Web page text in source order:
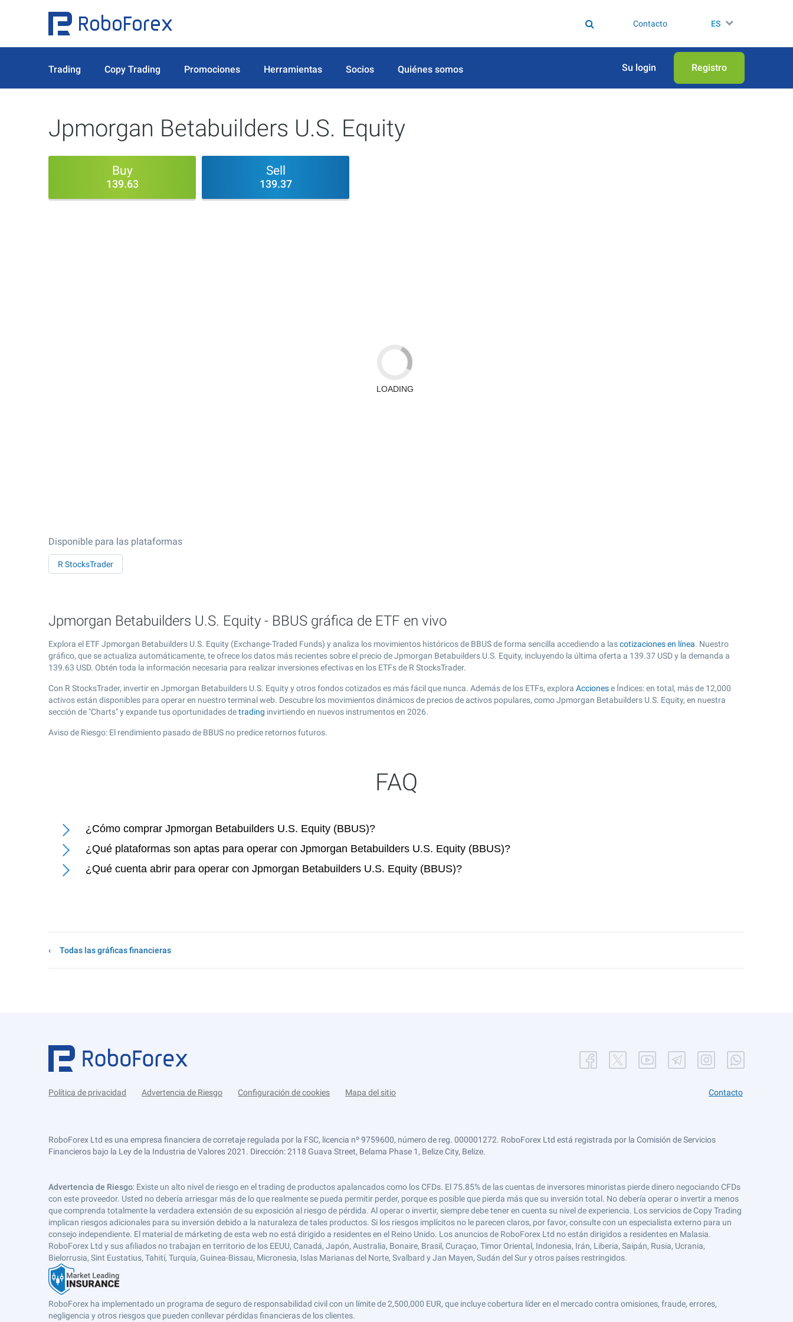
Contacto ES
Trading Copy Trading Promociones Herramientas Socios Quiénes somos Su login Registro
Jpmorgan Betabuilders U.S. Equity
Buy
139.63
Sell
139.37
Disponible para las plataformas
R StocksTrader
Jpmorgan Betabuilders U.S. Equity - BBUS gráfica de ETF en vivo
Explora el ETF Jpmorgan Betabuilders U.S. Equity (Exchange-Traded Funds) y analiza los movimientos históricos de BBUS de forma sencilla accediendo a lascotizaciones en línea. Nuestro
gráfico, que se actualiza automáticamente, te ofrece los datos más recientes sobre el precio de Jpmorgan Betabuilders U.S. Equity, incluyendo la última oferta a 139.37 USD y la demanda a
139.63 USD. Obtén toda la información necesaria para realizar inversiones efectivas en los ETFs de R StocksTrader.
Con R StocksTrader, invertir en Jpmorgan Betabuilders U.S. Equity y otros fondos cotizados es más fácil que nunca. Además de los ETFs, explora Accionese Índices: en total, más de 12,000
activos están disponibles para operar en nuestro terminal web. Descubre los movimientos dinámicos de precios de activos populares, como Jpmorgan Betabuilders U.S. Equity, en nuestra
sección de "Charts" y expande tus oportunidades detrading invirtiendo en nuevos instrumentos en 2026.
Aviso de Riesgo: El rendimiento pasado de BBUS no predice retornos futuros.
FAQ
¿Cómo comprar Jpmorgan Betabuilders U.S. Equity (BBUS)?
¿Qué plataformas son aptas para operar con Jpmorgan Betabuilders U.S. Equity (BBUS)?
¿Qué cuenta abrir para operar con Jpmorgan Betabuilders U.S. Equity (BBUS)?
Todas las gráficas financieras
Política de privacidad Advertencia de Riesgo Configuración de cookies Mapa del sitio Contacto
RoboForex Ltd es una empresa financiera de corretaje regulada por la FSC, licencia nº 9759600, número de reg. 000001272. RoboForex Ltd está registrada por la Comisión de Servicios
Financieros bajo la Ley de la Industria de Valores 2021. Dirección: 2118 Guava Street, Belama Phase 1, Belize City, Belize.
Advertencia de Riesgo: Existe un alto nivel de riesgo en el trading de productos apalancados como los CFDs. El 75.85% de las cuentas de inversores minoristas pierde dinero negociando CFDs
con este proveedor. Usted no debería arriesgar más de lo que realmente se pueda permitir perder, porque es posible que pierda más que su inversión total. No debería operar o invertir a menos
que comprenda totalmente la verdadera extensión de su exposición al riesgo de pérdida. Al operar o invertir, siempre debe tener en cuenta su nivel de experiencia. Los servicios de Copy Trading
implican riesgos adicionales para su inversión debido a la naturaleza de tales productos. Si los riesgos implícitos no le parecen claros, por favor, consulte con un especialista externo para un
consejo independiente. El material de márketing de esta web no está dirigido a residentes en el Reino Unido. Los anuncios de RoboForex Ltd no están dirigidos a residentes en Malasia.
RoboForex Ltd y sus afiliados no trabajan en territorio de los EEUU, Canadá, Japón, Australia, Bonaire, Brasil, Curaçao, Timor Oriental, Indonesia, Irán, Liberia, Saipán, Rusia, Ucrania,
Bielorrusia, Sint Eustatius, Tahití, Turquía, Guinea-Bissau, Micronesia, Islas Marianas del Norte, Svalbard y Jan Mayen, Sudán del Sur y otros países restringidos.
RoboForex ha implementado un programa de seguro de responsabilidad civil con un límite de 2,500,000 EUR, que incluye cobertura líder en el mercado contra omisiones, fraude, errores,
negligencia y otros riesgos que pueden conllevar pérdidas financieras de los clientes.